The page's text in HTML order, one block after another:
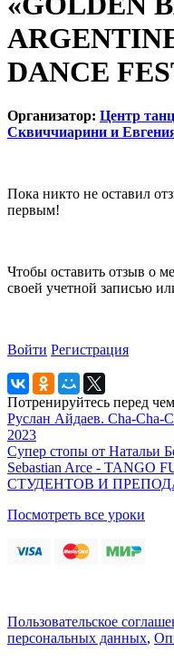
DANCE
Организатор: Центр
Сквиччиарини и
Пока никто не оставил
первым!
Чтобы оставить отзыв о
своей учетной записью
Войти Регистрация
Потренируйтесь перед
Руслан Айдаев. Cha-Cha-
2023
Супер стопы от Натальи
Sebastian Arce -
СТУДЕНТОВ И
Посмотреть все уроки
Пользовательское
персональных данных,